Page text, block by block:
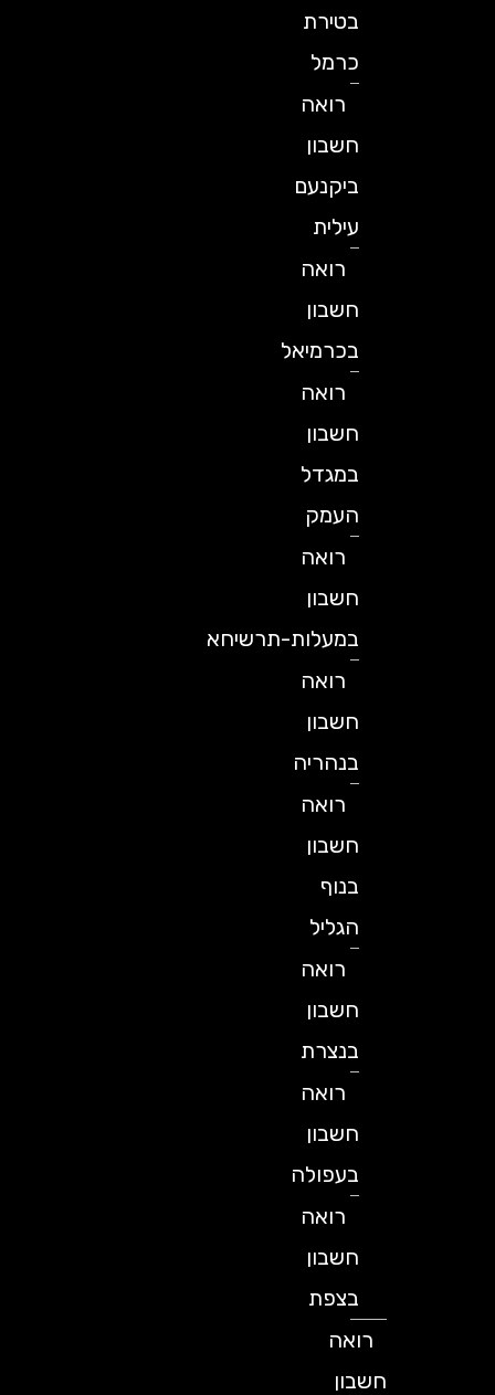
בטירת
כרמל
רואה
חשבון
ביקנעם
עילית
רואה
חשבון
בכרמיאל
רואה
חשבון
במגדל
העמק
רואה
חשבון
במעלות-תרשיחא
רואה
חשבון
בנהריה
רואה
חשבון
הגליל
רואה
חשבון
בנצרת
רואה
חשבון
בעפולה
רואה
חשבון
בצפת
רואה
חשבון